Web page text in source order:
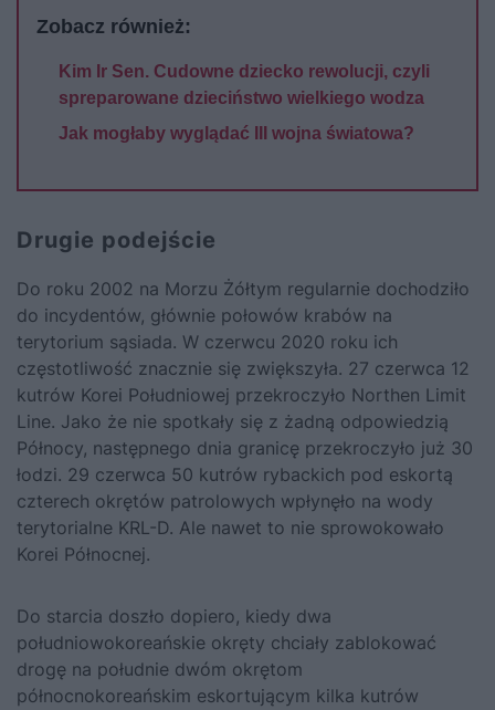
Zobacz również:
Kim Ir Sen. Cudowne dziecko rewolucji, czyli
spreparowane dzieciństwo wielkiego wodza
Jak mogłaby wyglądać III wojna światowa?
Drugie podejście
Do roku 2002 na Morzu Żółtym regularnie dochodziło
do incydentów, głównie połowów krabów na
terytorium sąsiada. W czerwcu 2020 roku ich
częstotliwość znacznie się zwiększyła. 27 czerwca 12
kutrów Korei Południowej przekroczyło Northen Limit
Line. Jako że nie spotkały się z żadną odpowiedzią
Północy, następnego dnia granicę przekroczyło już 30
łodzi. 29 czerwca 50 kutrów rybackich pod eskortą
czterech okrętów patrolowych wpłynęło na wody
terytorialne KRL-D. Ale nawet to nie sprowokowało
Korei Północnej.
Do starcia doszło dopiero, kiedy dwa
południowokoreańskie okręty chciały zablokować
drogę na południe dwóm okrętom
północnokoreańskim eskortującym kilka kutrów